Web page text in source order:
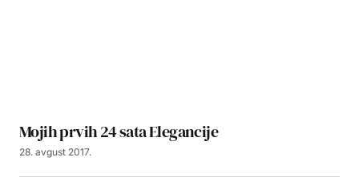
Mojih prvih 24 sata Elegancije
28. avgust 2017.